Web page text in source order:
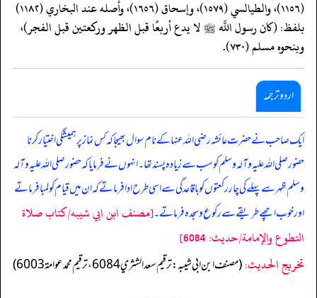
(١١٥٦)، والطيالسي (١٥٧٩)، وإسحاق (١٦٥٦)، وأصله عند البخاري (١١٨٢)
بلفظ: (كان رسول اللَّه ﷺ لا يدع أربعًا قبل الظهر وركعتين قبل الفجر)،
وبنحوه مسلم (٧٣٠).
اردو ترجمہ
ایک صاحب نے حضرت عائشہ رضی اللہ عنہا کے نام سوال بھیجا کہ کس نماز پر ہمیشگی اختیار کرنا
حضور صلی اللہ علیہ وآلہ وسلم کو سب سے زیادہ پسند تھا۔ انہوں نے فرمایا کہ حضور صلی اللہ علیہ وآلہ
وسلم ظہر سے پہلے کی چار رکعتوں کو باقاعدگی سے اسی طرح ادا فرماتے کہ ان میں قیام کو لمبا فرماتے
اور خوب اچھے طریقے سے رکوع و سجدہ فرماتے۔[مصنف ابن ابي شيبه/كتاب صلاة
التطوع والإمامة/حدیث: 6084]
تخریج الحدیث:(مصنف ابن ابي شيبه: ترقيم سعد الشثري 6084، ترقيم محمد عوامة 6003)